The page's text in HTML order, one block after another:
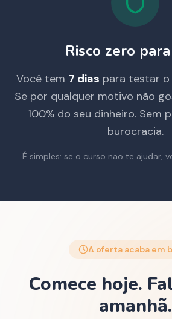
Risco zero
Você tem 7 dias para testar
Se por qualquer motivo não
100% do seu dinheiro. Sem
burocracia.
É simples: se o curso não te ajudar,
A oferta acaba em
Comece hoje.
amanhã.